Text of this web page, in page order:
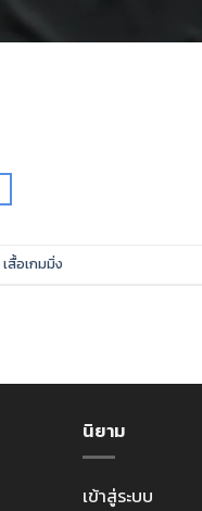
เสื้อเกมมิ่ง
นิยาม
เข้าสู่ระบบ